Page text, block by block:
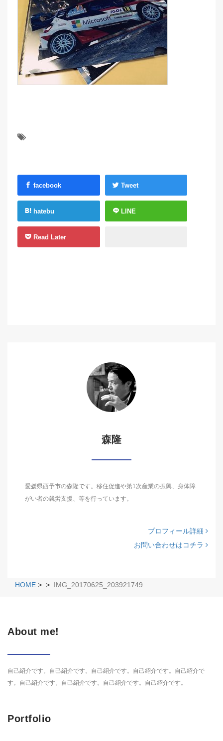
facebook Tweet
hatebu LINE
Read Later
森隆
愛媛県西予市の森隆です。移住促進や第1次産業の振興、身体障
がい者の就労支援、等を行っています。
プロフィール詳細
お問い合わせはコチラ
HOME > > IMG_20170625_203921749
About me!
自己紹介です。自己紹介です。自己紹介です。自己紹介です。自己紹介で
す。自己紹介です。自己紹介です。自己紹介です。自己紹介です。
Portfolio